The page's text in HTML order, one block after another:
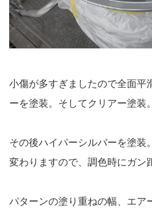
小傷が多すぎましたので全面平
ーを塗装。そしてクリアー塗装。
その後ハイパーシルバーを塗装
変わりますので、調色時にガン
パターンの塗り重ねの幅、エア